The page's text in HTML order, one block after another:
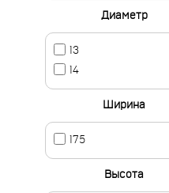
Диаметр
13
14
Ширина
175
Высота